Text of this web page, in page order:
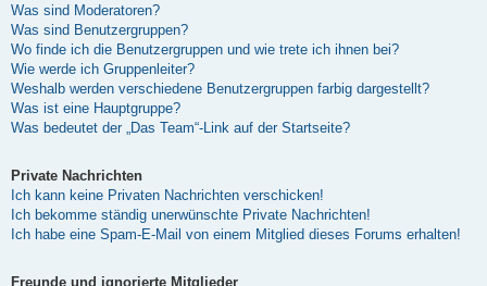
Was sind Moderatoren?
Was sind Benutzergruppen?
Wo finde ich die Benutzergruppen und wie trete ich ihnen bei?
Wie werde ich Gruppenleiter?
Weshalb werden verschiedene Benutzergruppen farbig dargestellt?
Was ist eine Hauptgruppe?
Was bedeutet der „Das Team“-Link auf der Startseite?
Private Nachrichten
Ich kann keine Privaten Nachrichten verschicken!
Ich bekomme ständig unerwünschte Private Nachrichten!
Ich habe eine Spam-E-Mail von einem Mitglied dieses Forums erhalten!
Freunde und ignorierte Mitglieder